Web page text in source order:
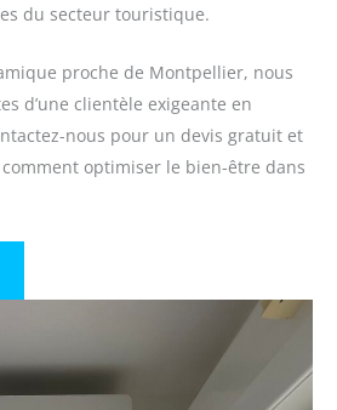
du secteur touristique.
proche de Montpellier, nous
d’une clientèle exigeante en
nous pour un devis gratuit et
optimiser le bien-être dans